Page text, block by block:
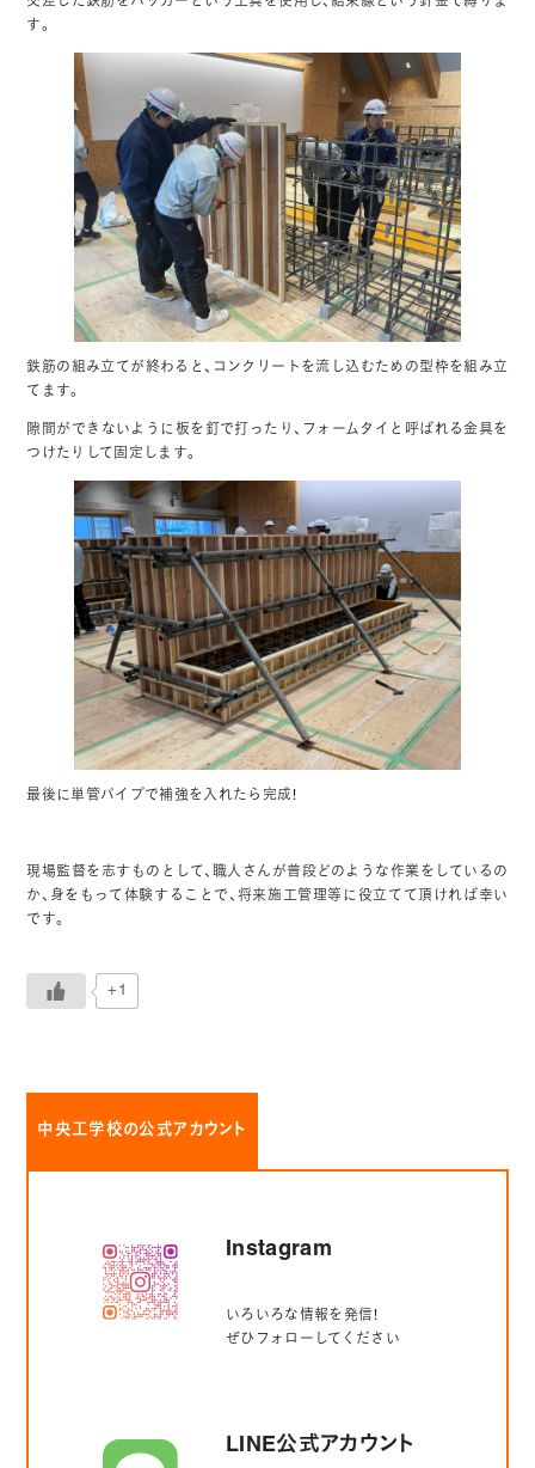
す。
鉄筋の組み立てが終わると、コンクリートを流し込むための型枠を組み立
てます。
隙間ができないように板を釘で打ったり、フォームタイと呼ばれる金具を
つけたりして固定します。
最後に単管パイプで補強を入れたら完成！
現場監督を志すものとして、職人さんが普段どのような作業をしているの
か、身をもって体験することで、将来施工管理等に役立てて頂ければ幸い
です。
+1
中央工学校の公式アカウント
Instagram
いろいろな情報を発信！
ぜひフォローしてください
LINE公式アカウント